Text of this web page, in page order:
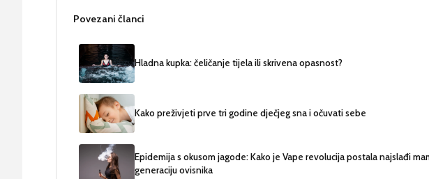
Povezani članci
Hladna kupka: čeličanje tijela ili skrivena opasnost?
Kako preživjeti prve tri godine dječjeg sna i očuvati sebe
Epidemija s okusom jagode: Kako je Vape revolucija postala najslađi
generaciju ovisnika